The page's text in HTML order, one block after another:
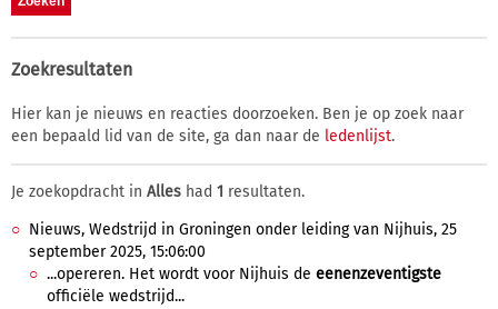
Zoekresultaten
Hier kan je nieuws en reacties doorzoeken. Ben je op zoek naar
een bepaald lid van de site, ga dan naar de ledenlijst.
Je zoekopdracht in Alles had 1 resultaten.
Nieuws, Wedstrijd in Groningen onder leiding van Nijhuis, 25
september 2025, 15:06:00
...opereren. Het wordt voor Nijhuis de eenenzeventigste
officiële wedstrijd...